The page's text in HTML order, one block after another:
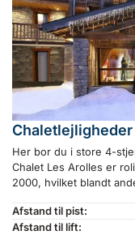
Her bor du i store 4-
Chalet Les Arolles er
2000, hvilket blandt
Afstand til pist:
Afstand til lift: